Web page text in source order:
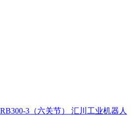
汇川工业机器人